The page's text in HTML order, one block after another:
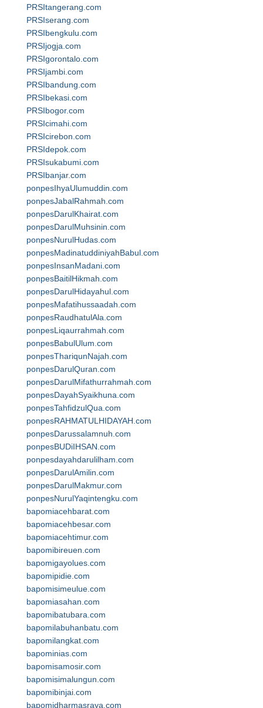
PRSItangerang.com
PRSIserang.com
PRSIbengkulu.com
PRSIjogja.com
PRSIgorontalo.com
PRSIjambi.com
PRSIbandung.com
PRSIbekasi.com
PRSIbogor.com
PRSIcimahi.com
PRSIcirebon.com
PRSIdepok.com
PRSIsukabumi.com
PRSIbanjar.com
ponpesIhyaUlumuddin.com
ponpesJabalRahmah.com
ponpesDarulKhairat.com
ponpesDarulMuhsinin.com
ponpesNurulHudas.com
ponpesMadinatuddiniyahBabul.com
ponpesInsanMadani.com
ponpesBaitilHikmah.com
ponpesDarulHidayahul.com
ponpesMafatihussaadah.com
ponpesRaudhatulAla.com
ponpesLiqaurrahmah.com
ponpesBabulUlum.com
ponpesThariqunNajah.com
ponpesDarulQuran.com
ponpesDarulMifathurrahmah.com
ponpesDayahSyaikhuna.com
ponpesTahfidzulQua.com
ponpesRAHMATULHIDAYAH.com
ponpesDarussalamnuh.com
ponpesBUDiIHSAN.com
ponpesdayahdarulilham.com
ponpesDarulAmilin.com
ponpesDarulMakmur.com
ponpesNurulYaqintengku.com
bapomiacehbarat.com
bapomiacehbesar.com
bapomiacehtimur.com
bapomibireuen.com
bapomigayolues.com
bapomipidie.com
bapomisimeulue.com
bapomiasahan.com
bapomibatubara.com
bapomilabuhanbatu.com
bapomilangkat.com
bapominias.com
bapomisamosir.com
bapomisimalungun.com
bapomibinjai.com
bapomidharmasraya.com